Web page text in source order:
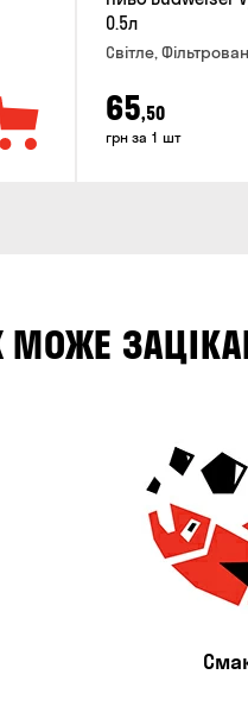
0.5л
Світле,
65,50
грн за 1 шт
МОЖЕ